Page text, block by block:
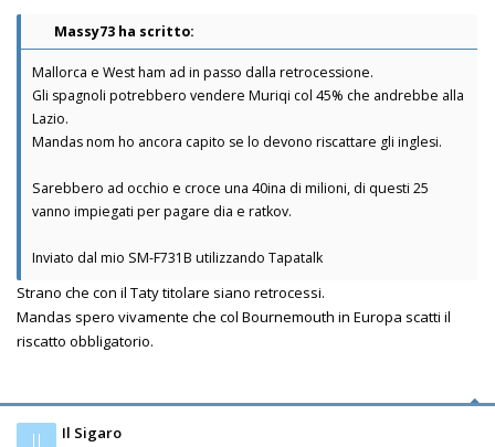
Massy73 ha scritto:
Mallorca e West ham ad in passo dalla retrocessione.
Gli spagnoli potrebbero vendere Muriqi col 45% che andrebbe alla
Lazio.
Mandas nom ho ancora capito se lo devono riscattare gli inglesi.
Sarebbero ad occhio e croce una 40ina di milioni, di questi 25
vanno impiegati per pagare dia e ratkov.
Inviato dal mio SM-F731B utilizzando Tapatalk
Strano che con il Taty titolare siano retrocessi.
Mandas spero vivamente che col Bournemouth in Europa scatti il
riscatto obbligatorio.
Il Sigaro